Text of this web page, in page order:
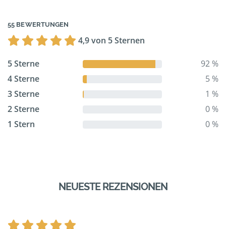
55 BEWERTUNGEN
4,9 von 5 Sternen
5 Sterne
92 %
4 Sterne
5 %
3 Sterne
1 %
2 Sterne
0 %
1 Stern
0 %
NEUESTE REZENSIONEN